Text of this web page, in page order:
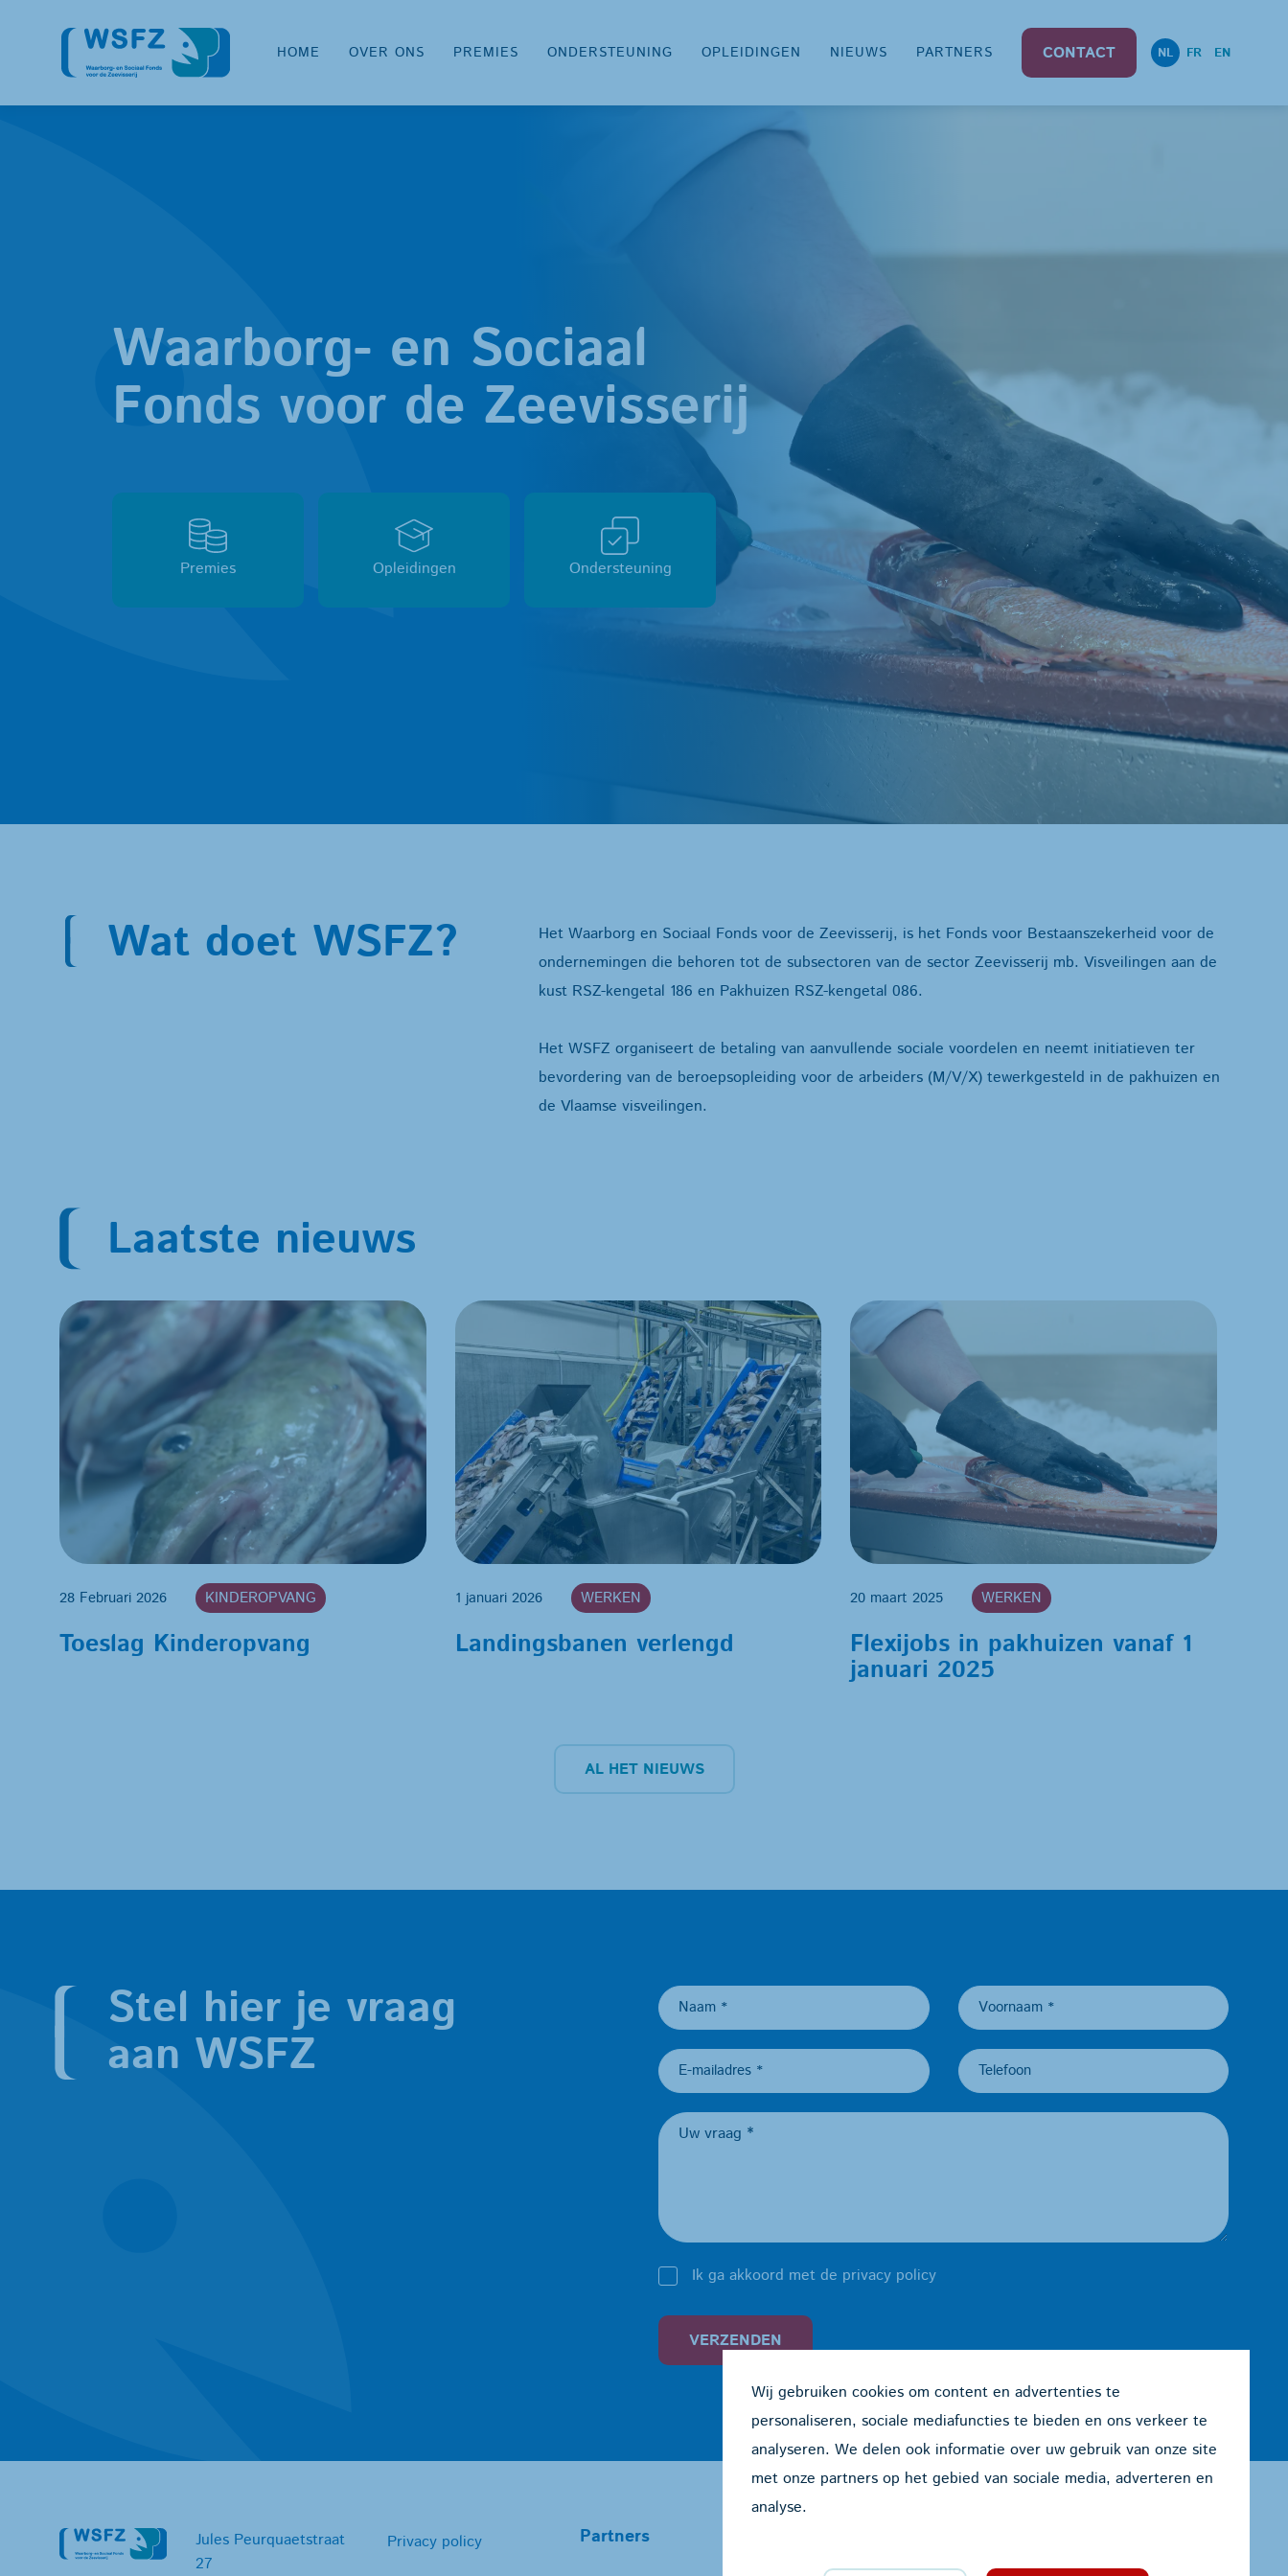
HOME OVER ONS PREMIES ONDERSTEUNING OPLEIDINGEN NIEUWS PARTNERS CONTACT NL FR EN
Waarborg- en Sociaal
Fonds voor de Zeevisserij
Premies Opleidingen Ondersteuning
Wat doet WSFZ?
Het Waarborg en Sociaal Fonds voor de Zeevisserij, is het Fonds voor Bestaanszekerheid voor de
ondernemingen die behoren tot de subsectoren van de sector Zeevisserij mb. Visveilingen aan de
kust RSZ-kengetal 186 en Pakhuizen RSZ-kengetal 086.
Het WSFZ organiseert de betaling van aanvullende sociale voordelen en neemt initiatieven ter
bevordering van de beroepsopleiding voor de arbeiders (M/V/X) tewerkgesteld in de pakhuizen en
de Vlaamse visveilingen.
28 Februari 2026 KINDEROPVANG
Toeslag Kinderopvang
1 januari 2026 WERKEN
Landingsbanen verlengd
20 maart 2025 WERKEN
Flexijobs in pakhuizen vanaf 1
januari 2025
Laatste nieuws
AL HET NIEUWS
Stel hier je vraag
aan WSFZ
Ik ga akkoord met de privacy policy
VERZENDEN
Jules Peurquaetstraat
27
Privacy policy Partners
Wij gebruiken cookies om content en advertenties te
personaliseren, sociale mediafuncties te bieden en ons verkeer te
analyseren. We delen ook informatie over uw gebruik van onze site
met onze partners op het gebied van sociale media, adverteren en
analyse.